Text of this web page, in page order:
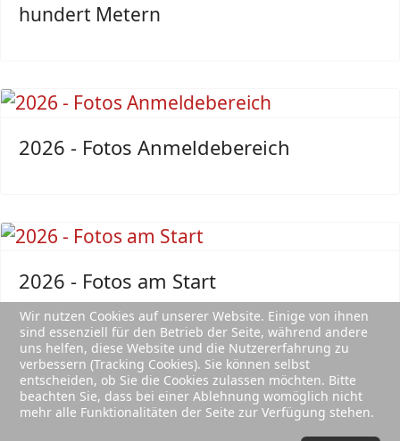
hundert Metern
2026 - Fotos Anmeldebereich
2026 - Fotos am Start
Wir nutzen Cookies auf unserer Website. Einige von ihnen
sind essenziell für den Betrieb der Seite, während andere
uns helfen, diese Website und die Nutzererfahrung zu
verbessern (Tracking Cookies). Sie können selbst
entscheiden, ob Sie die Cookies zulassen möchten. Bitte
beachten Sie, dass bei einer Ablehnung womöglich nicht
mehr alle Funktionalitäten der Seite zur Verfügung stehen.